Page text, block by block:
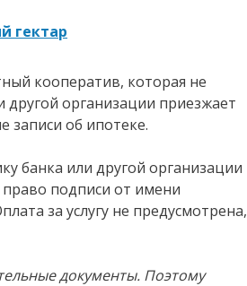
гектар
кооператив, которая не
другой организации приезжает
записи об ипотеке.
банка или другой организации
подписи от имени
за услугу не предусмотрена,
документы. Поэтому